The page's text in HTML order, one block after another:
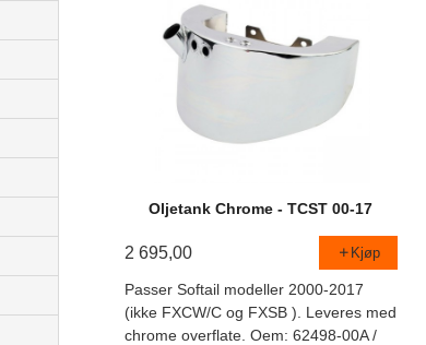
Oljetank Chrome - TCST 00-17
2 695,00 Kjøp
Passer Softail modeller 2000-2017
(ikke FXCW/C og FXSB ). Leveres med
chrome overflate. Oem: 62498-00A /